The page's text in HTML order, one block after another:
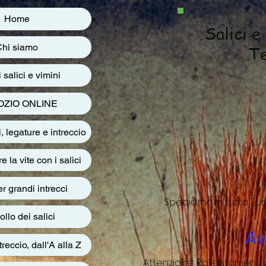
Home
siamo
salici e vimini
ONLINE
legature e intreccio
la vite con i salici
grandi intrecci
dei salici
dall'A alla Z
Salici
Spediamo in tutta
Attenzione: